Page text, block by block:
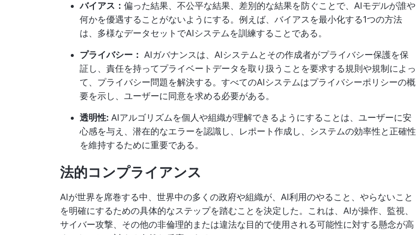
バイアス： 偏った結果、不公平な結果、差別的な結果を防ぐことで、AIモデルが誰や
何かを優遇することがないようにする。例えば、バイアスを最小化する1つの方法
は、多様なデータセットでAIシステムを訓練することである。
プライバシー：
AIガバナンスは、AIシステムとその作成者がプライバシー保護を保
証し、責任を持ってプライベートデータを取り扱うことを要求する規則や規制によっ
て、プライバシー問題を解決する。すべてのAIシステムはプライバシーポリシーの概
要を示し、ユーザーに同意を求める必要がある。
透明性: AIアルゴリズムを個人や組織が理解できるようにすることは、ユーザーに安
心感を与え、潜在的なエラーを認識し、レポート作成し、システムの効率性と正確性
を維持するために重要である。
法的コンプライアンス
AIが世界を席巻する中、世界中の多くの政府や組織が、AI利用のやること、やらないこと
を明確にするための具体的なステップを踏むことを決定した。これは、AIが操作、監視、
サイバー攻撃、その他の非倫理的または違法な目的で使用される可能性に対する懸念が高